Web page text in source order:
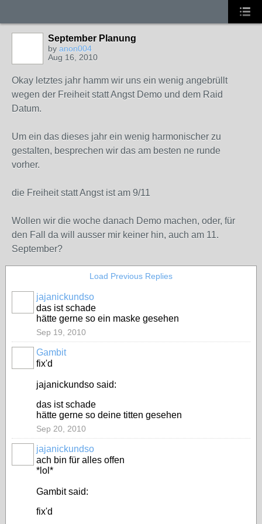
September Planung
by anon004
Aug 16, 2010
Okay letztes jahr hamm wir uns ein wenig angebrüllt
wegen der Freiheit statt Angst Demo und dem Raid
Datum.
Um ein das dieses jahr ein wenig harmonischer zu
gestalten, besprechen wir das am besten ne runde
vorher.
die Freiheit statt Angst ist am 9/11
Wollen wir die woche danach Demo machen, oder, für
den Fall da will ausser mir keiner hin, auch am 11.
September?
Load Previous Replies
jajanickundso
das ist schade
hätte gerne so ein maske gesehen
Sep 19, 2010
Gambit
fix'd
jajanickundso said:
das ist schade
hätte gerne so deine titten gesehen
Sep 20, 2010
jajanickundso
ach bin für alles offen
*lol*
Gambit said:
fix'd